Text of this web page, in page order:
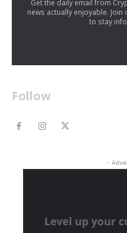
Get the daily email from
news actually enjoyable.
to stay
Follow
-